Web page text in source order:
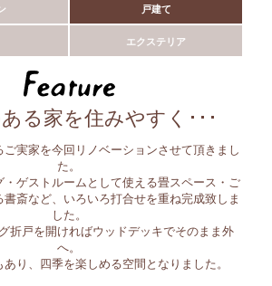
戸建て
エクステリア
る家を住みやすく･･･
実家を今回リノベーションさせて頂きまし
た。
・ゲストルームとして使える畳スペース・ご
書斎など、いろいろ打合せを重ね完成致しま
した。
折戸を開ければウッドデッキでそのまま外
へ。
り、四季を楽しめる空間となりました。